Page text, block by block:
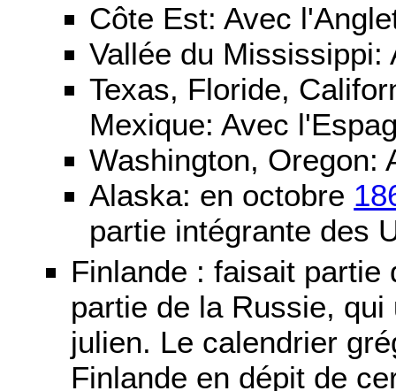
Côte Est: Avec
Vallée du
Texas, Floride,
Mexique: Avec
Washington, Oregon:
Alaska: en octobre
partie intégrante des
Finlande : faisait partie
partie de la Russie,
julien. Le calendrier
Finlande en dépit de